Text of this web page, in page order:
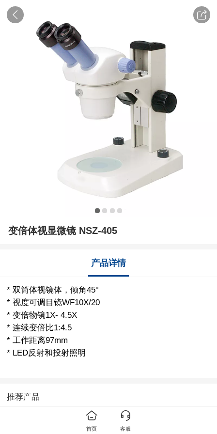
变倍体视显微镜 NSZ-405
产品详情
* 双筒体视镜体，倾角45°
* 视度可调目镜WF10X/20
* 变倍物镜1X- 4.5X
* 连续变倍比1:4.5
* 工作距离97mm
* LED反射和投射照明
推荐产品
首页 客服